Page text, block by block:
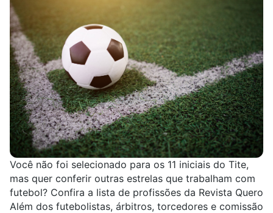
Você não foi selecionado para os 11 iniciais do Tite,
mas quer conferir outras estrelas que trabalham com
futebol? Confira a lista de profissões da Revista Quero
Além dos futebolistas, árbitros, torcedores e comissão